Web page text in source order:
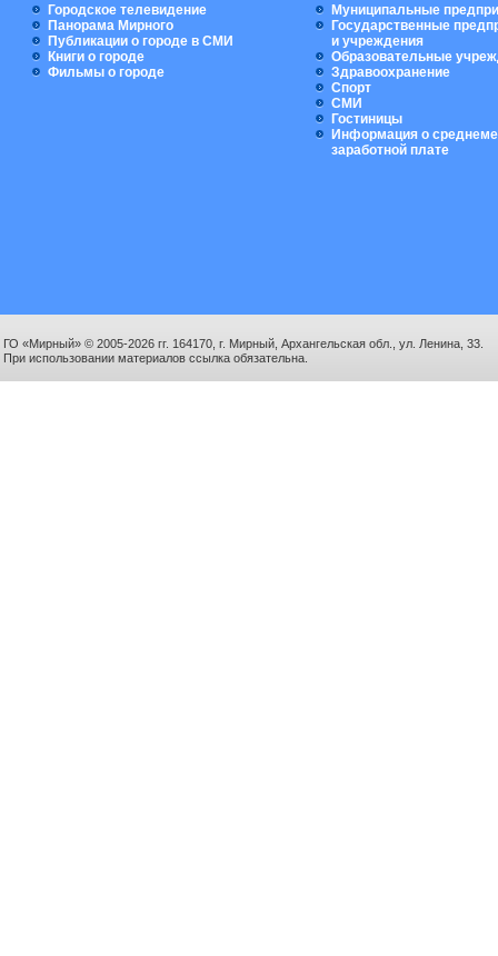
Городское телевидение
Панорама Мирного
Публикации о городе в СМИ
Книги о городе
Фильмы о городе
Муниципальные
Государственные
и учреждения
Образовательные
Здравоохранение
Спорт
СМИ
Гостиницы
Информация о
заработной плате
ГО «Мирный» © 2005-2026 гг. 164170, г. Мирный, Архангельская обл., ул. Ленина, 33.
При использовании материалов ссылка обязательна.